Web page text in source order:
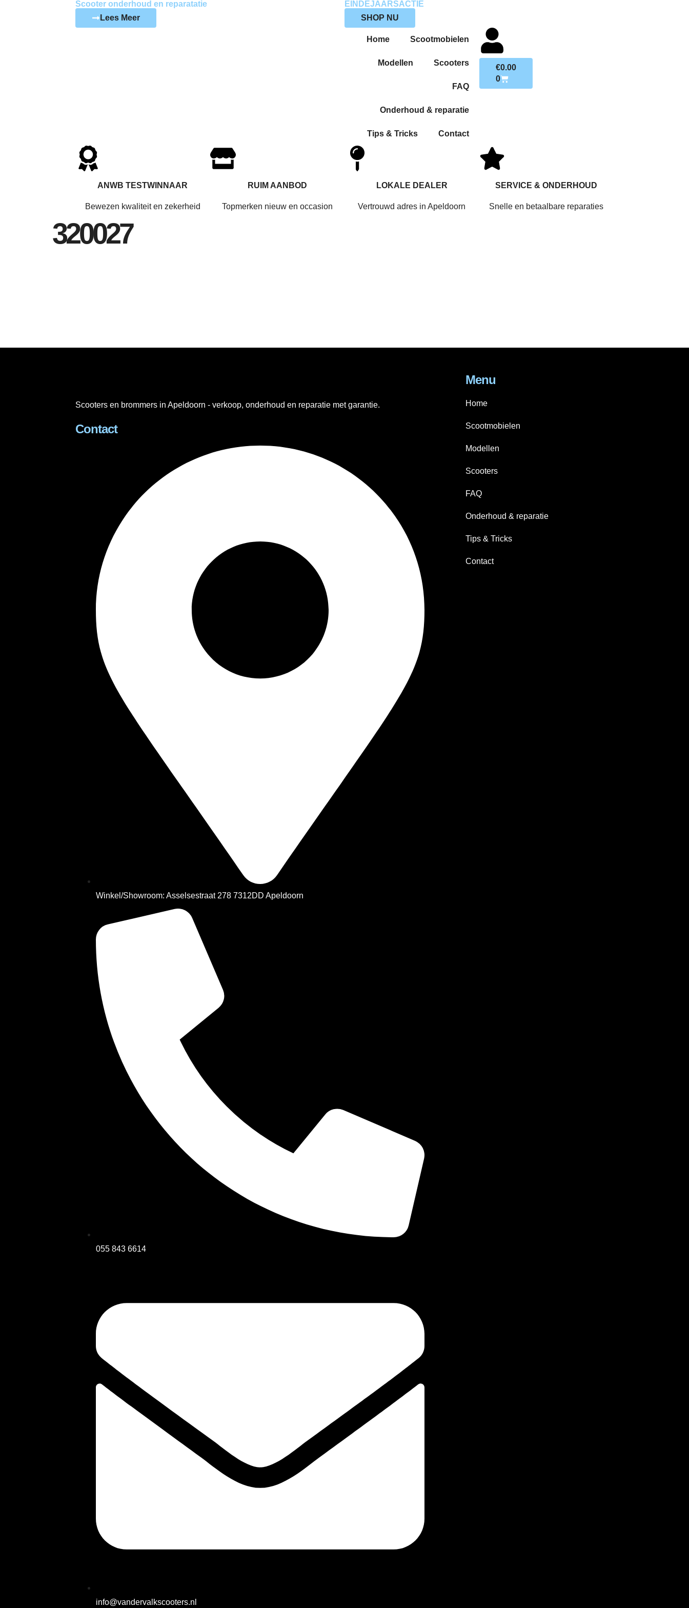
Scooter onderhoud en reparatatie
Lees Meer
EINDEJAARSACTIE
SHOP NU
Home Scootmobielen
Modellen Scooters
FAQ
Onderhoud & reparatie
Tips & Tricks Contact
€0.00
0
ANWB TESTWINNAAR
Bewezen kwaliteit en zekerheid
RUIM AANBOD
Topmerken nieuw en occasion
LOKALE DEALER
Vertrouwd adres in Apeldoorn
SERVICE & ONDERHOUD
Snelle en betaalbare reparaties
320027
Scooters en brommers in Apeldoorn - verkoop, onderhoud en reparatie met garantie.
Contact
Winkel/Showroom: Asselsestraat 278 7312DD Apeldoorn
055 843 6614
info@vandervalkscooters.nl
Menu
Home
Scootmobielen
Modellen
Scooters
FAQ
Onderhoud & reparatie
Tips & Tricks
Contact